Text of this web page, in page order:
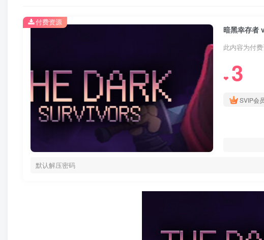
暗黑幸存者
此内容为付
❤ 3
SVIP会
默认解压密码
付费资源